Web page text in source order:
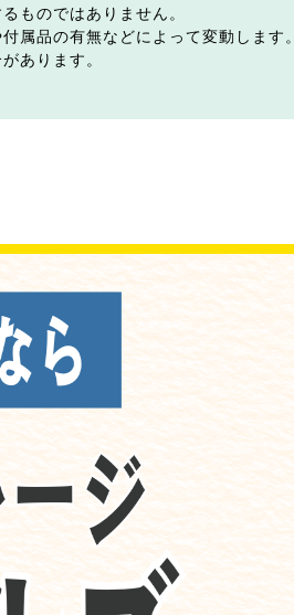
ものではありません。
属品の有無などによって変動します。
あります。